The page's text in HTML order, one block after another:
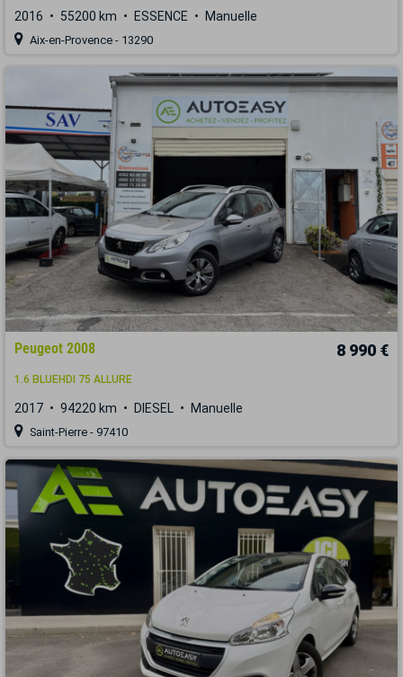
2016 55200 km ESSENCE Manuelle
Aix-en-Provence - 13290
Peugeot 2008 8 990 €
1.6 BLUEHDI 75 ALLURE
2017 94220 km DIESEL Manuelle
Saint-Pierre - 97410